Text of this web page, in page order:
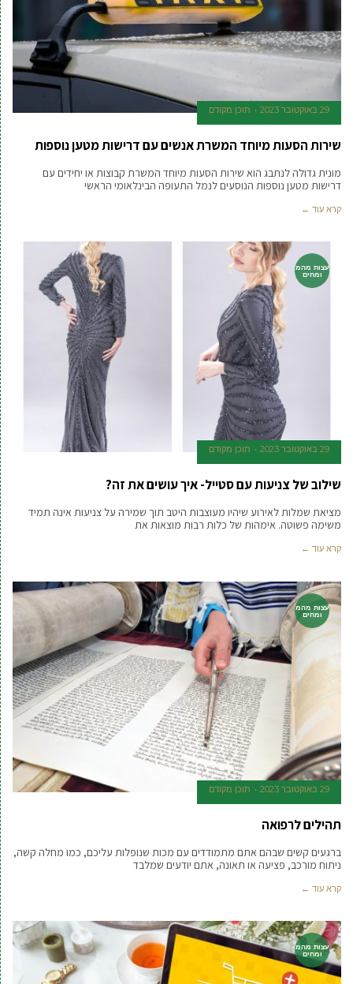
29 באוקטובר 2023 תוכן מקודם
שירות הסעות מיוחד המשרת אנשים עם דרישות מטען נוספות
מונית גדולה לנתבג הוא שירות הסעות מיוחד המשרת קבוצות או יחידים עם
דרישות מטען נוספות הנוסעים לנמל התעופה הבינלאומי הראשי
קרא עוד ←
עצות מהמ
ומחים
29 באוקטובר 2023 תוכן מקודם
שילוב של צניעות עם סטייל- איך עושים את זה?
מציאת שמלות לאירוע שיהיו מעוצבות היטב תוך שמירה על צניעות אינה תמיד
משימה פשוטה. אימהות של כלות רבות מוצאות את
קרא עוד ←
עצות מהמ
ומחים
29 באוקטובר 2023 תוכן מקודם
תהילים לרפואה
ברגעים קשים שבהם אתם מתמודדים עם מכות שנופלות עליכם, כמו מחלה קשה,
ניתוח מורכב, פציעה או תאונה, אתם יודעים שמלבד
קרא עוד ←
עצות מהמ
ומחים